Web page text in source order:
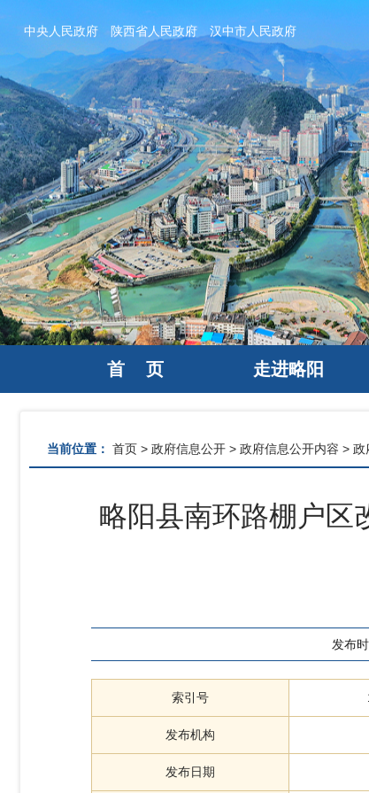
中央人民政府 陕西省人民政府 汉中市人民政府
首 页 走进略阳
当前位置： 首页 > 政府信息公开 > 政府信息公开内容 > 政
略阳县南环路棚户区
发布时
索引号
发布机构
发布日期